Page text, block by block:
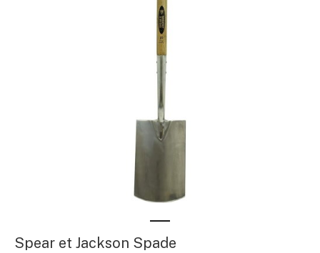
Spear et Jackson Spade